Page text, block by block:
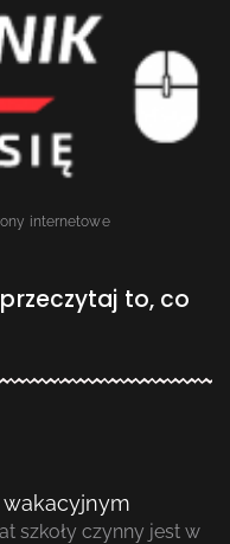
internetowe
to, co
wakacyjnym
szkoły czynny jest w